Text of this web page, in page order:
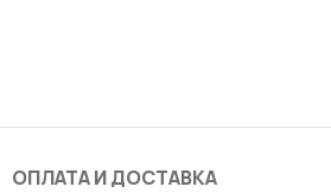
ОПЛАТА И ДОСТАВКА